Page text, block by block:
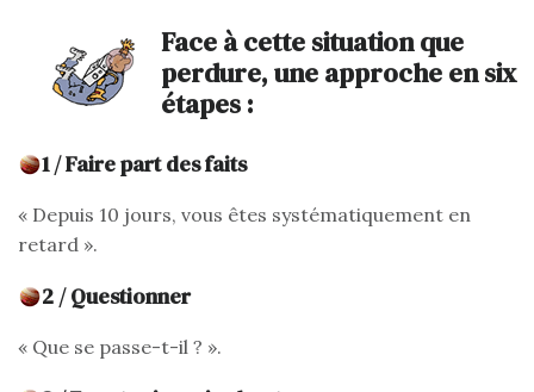
Face à cette situation que
perdure, une approche en six
étapes :
1 / Faire part des faits
« Depuis 10 jours, vous êtes systématiquement en
retard ».
2 / Questionner
« Que se passe-t-il ? ».